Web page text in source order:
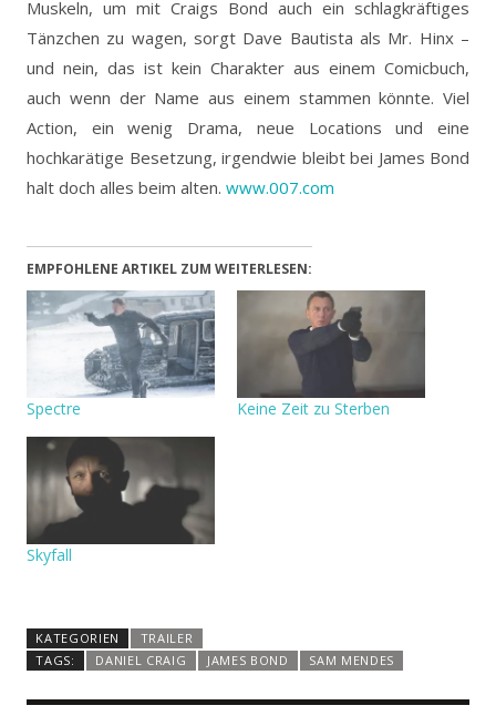
Muskeln, um mit Craigs Bond auch ein schlagkräftiges
Tänzchen zu wagen, sorgt Dave Bautista als Mr. Hinx –
und nein, das ist kein Charakter aus einem Comicbuch,
auch wenn der Name aus einem stammen könnte. Viel
Action, ein wenig Drama, neue Locations und eine
hochkarätige Besetzung, irgendwie bleibt bei James Bond
halt doch alles beim alten. www.007.com
EMPFOHLENE ARTIKEL ZUM WEITERLESEN:
Spectre Keine Zeit zu Sterben
Skyfall
KATEGORIEN
TRAILER
TAGS:
DANIEL CRAIG JAMES BOND SAM MENDES